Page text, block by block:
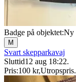
Badge på objektet:Ny
M
Svart skepparkavaj
Sluttid12 aug 18:22.
Pris:100 kr,Utropspris.